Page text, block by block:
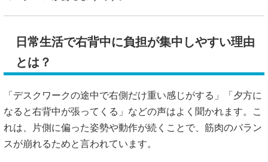
日常生活で右背中に負担が集中しやすい理由
とは？
「デスクワークの途中で右側だけ重い感じがする」「夕方に
なると右背中が張ってくる」などの声はよく聞かれます。こ
れは、片側に偏った姿勢や動作が続くことで、筋肉のバラン
スが崩れるためと言われています。